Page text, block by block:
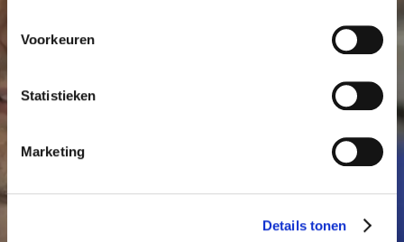
e
m
g
s
Voorkeuren
Statistieken
Marketing
Details tonen
Elke donatie, klein of groot, is welkom en draagt
Leeuwenhoek. Met uw hulp kunnen we meer
onderzoek mogelijk maken en er voor zorgen dat
kanker geen dodelijke ziekte meer hoeft te zijn.